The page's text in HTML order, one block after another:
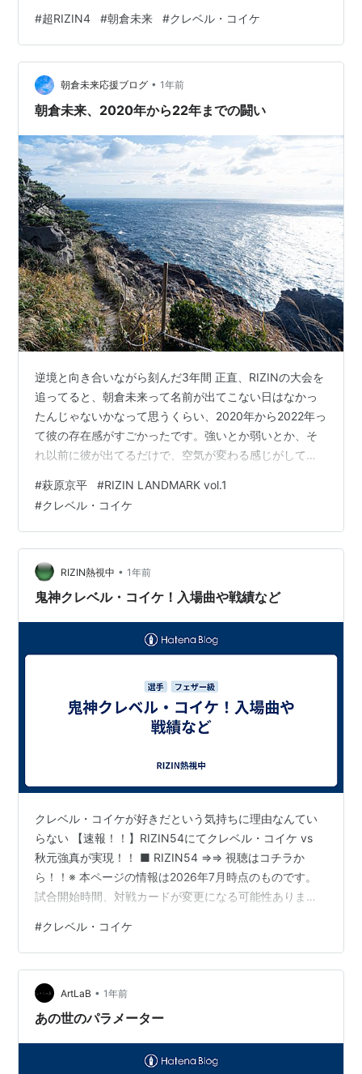
と間違いなしでしょう。 【スポンサーリンク】 今大会も
地上波での放送は無く「U-NEXT」、「ABEMA」、
「RIZIN 100 CLUB」、「スカパー！等の配信プラットフ
ォーム(有料)での生中継になります。 超RIZIN.4 真夏の
喧嘩祭り 大会…
#超RIZIN4 #朝倉未来 #クレベル・コイケ
朝倉未来応援ブログ • 1年前
朝倉未来、2020年から22年までの闘い
逆境と向き合いながら刻んだ3年間 正直、RIZINの大会を
追ってると、朝倉未来って名前が出てこない日はなかっ
たんじゃないかなって思うくらい、2020年から2022年っ
て彼の存在感がすごかったです。強いとか弱いとか、そ
れ以前に彼が出てるだけで、空気が変わる感じがしてま
てましたね。 逆境と向き合いながら刻んだ3年間 2020
年：勝ちと負けと、それでも立ち上がる姿 2021年：過去
最大の挫折と再起 2022年：世界に向けて飛び出したチャ
レンジ RIZINの主役へ…その存在感の確立 2020年：勝ち
と負けと、それでも立ち上がる姿2020年、最初の…
#萩原京平 #RIZIN LANDMARK vol.1
#クレベル・コイケ
RIZIN熱視中 • 1年前
鬼神クレベル・コイケ！入場曲や戦績など
クレベル・コイケが好きだという気持ちに理由なんてい
らない 【速報！！】RIZIN54にてクレベル・コイケ vs
秋元強真が実現！！ ■ RIZIN54 ⇒⇒ 視聴はコチラか
ら！！※ 本ページの情報は2026年7月時点のものです。
試合開始時間、対戦カードが変更になる可能性ありま
い。 クレベル・コイケが好きだという気持ちに理由なん
ていらない きっかけは、RIZINでの一本勝ちだった 入場
曲 生きざまを知るほど、目が離せなくなります 一本とい
う信念にしびれます RIZIN54では秋元強真戦 それでも、
今のクレベルにはリベンジしか見えません きっか…
#クレベル・コイケ
ArtLaB • 1年前
あの世のパラメーター